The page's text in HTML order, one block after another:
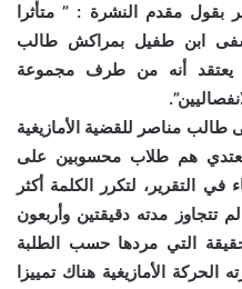
بقول مقدم النشرة : ” متأثرا
ابن طفيل بمراكش طالب
يعتقد أنه من طرف مجموعة
طالب مناصر للقضية الأمازيغية
هم طلاب محسوبين على
التقرير، لتكرر الكلمة أكثر
تتجاوز مدته دقيقتين وأربعون
التي مردها حسب الطلبة
الأمازيغية هناك تمييزا